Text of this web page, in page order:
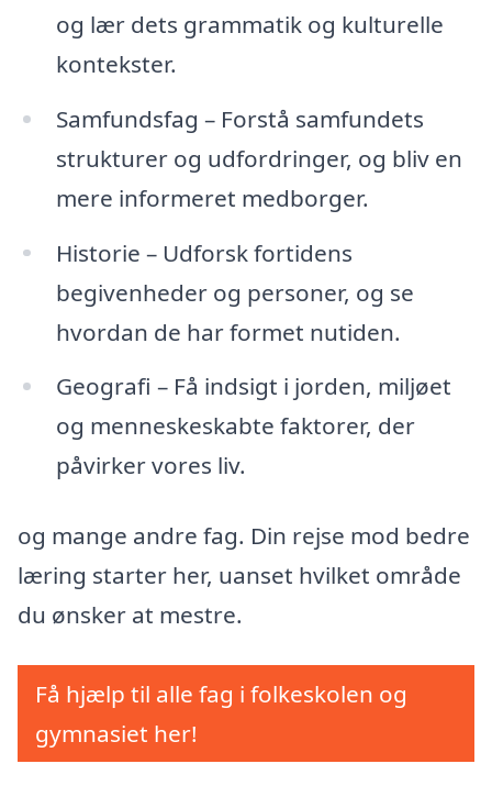
og lær dets grammatik og kulturelle
kontekster.
Samfundsfag – Forstå samfundets
strukturer og udfordringer, og bliv en
mere informeret medborger.
Historie – Udforsk fortidens
begivenheder og personer, og se
hvordan de har formet nutiden.
Geografi – Få indsigt i jorden, miljøet
og menneskeskabte faktorer, der
påvirker vores liv.
og mange andre fag. Din rejse mod bedre
læring starter her, uanset hvilket område
du ønsker at mestre.
Få hjælp til alle fag i folkeskolen og
gymnasiet her!